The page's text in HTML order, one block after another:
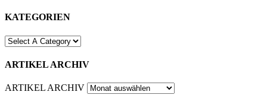
KATEGORIEN
ARTIKEL ARCHIV
ARTIKEL ARCHIV